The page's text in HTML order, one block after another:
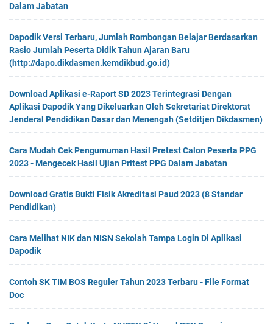
Dalam Jabatan
Dapodik Versi Terbaru, Jumlah Rombongan Belajar Berdasarkan
Rasio Jumlah Peserta Didik Tahun Ajaran Baru
(http://dapo.dikdasmen.kemdikbud.go.id)
Download Aplikasi e-Raport SD 2023 Terintegrasi Dengan
Aplikasi Dapodik Yang Dikeluarkan Oleh Sekretariat Direktorat
Jenderal Pendidikan Dasar dan Menengah (Setditjen Dikdasmen)
Cara Mudah Cek Pengumuman Hasil Pretest Calon Peserta PPG
2023 - Mengecek Hasil Ujian Pritest PPG Dalam Jabatan
Download Gratis Bukti Fisik Akreditasi Paud 2023 (8 Standar
Pendidikan)
Cara Melihat NIK dan NISN Sekolah Tampa Login Di Aplikasi
Dapodik
Contoh SK TIM BOS Reguler Tahun 2023 Terbaru - File Format
Doc